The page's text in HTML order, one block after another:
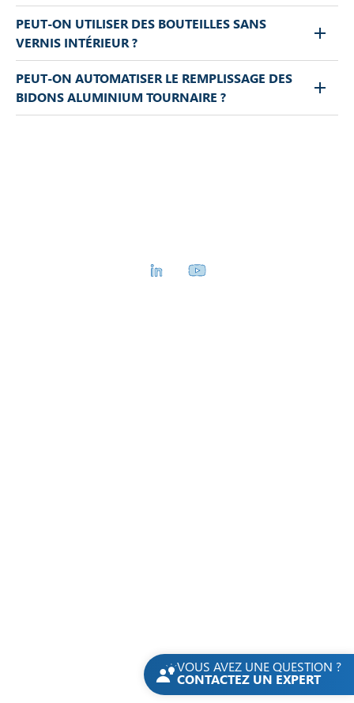
PEUT-ON UTILISER DES BOUTEILLES SANS
VERNIS INTÉRIEUR ?
PEUT-ON AUTOMATISER LE REMPLISSAGE DES
BIDONS ALUMINIUM TOURNAIRE ?
VOUS AVEZ UNE QUESTION ?
CONTACTEZ UN EXPERT